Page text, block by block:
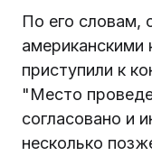
По его словам,
американскими
приступили к
"Место
согласовано и
несколько